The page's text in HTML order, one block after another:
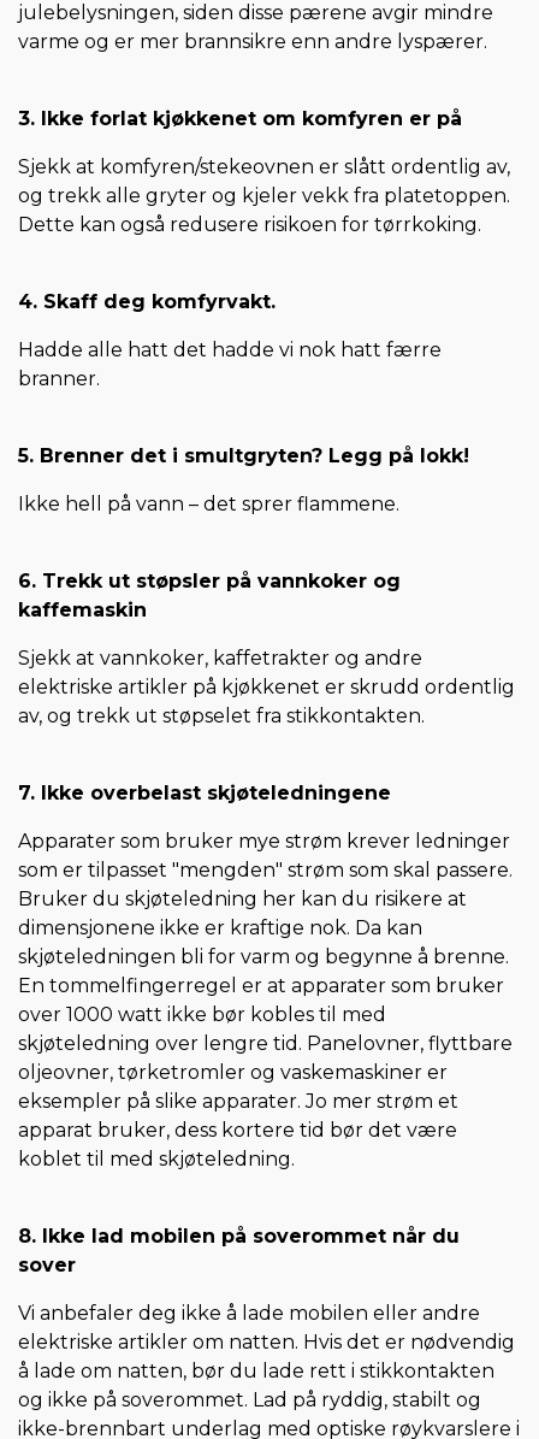
julebelysningen, siden disse pærene avgir mindre
varme og er mer brannsikre enn andre lyspærer.
3. Ikke forlat kjøkkenet om komfyren er på
Sjekk at komfyren/stekeovnen er slått ordentlig av,
og trekk alle gryter og kjeler vekk fra platetoppen.
Dette kan også redusere risikoen for tørrkoking.
4. Skaff deg komfyrvakt.
Hadde alle hatt det hadde vi nok hatt færre
branner.
5. Brenner det i smultgryten? Legg på lokk!
Ikke hell på vann – det sprer flammene.
6. Trekk ut støpsler på vannkoker og
kaffemaskin
Sjekk at vannkoker, kaffetrakter og andre
elektriske artikler på kjøkkenet er skrudd ordentlig
av, og trekk ut støpselet fra stikkontakten.
7. Ikke overbelast skjøteledningene
Apparater som bruker mye strøm krever ledninger
som er tilpasset "mengden" strøm som skal passere.
Bruker du skjøteledning her kan du risikere at
dimensjonene ikke er kraftige nok. Da kan
skjøteledningen bli for varm og begynne å brenne.
En tommelfingerregel er at apparater som bruker
over 1000 watt ikke bør kobles til med
skjøteledning over lengre tid. Panelovner, flyttbare
oljeovner, tørketromler og vaskemaskiner er
eksempler på slike apparater. Jo mer strøm et
apparat bruker, dess kortere tid bør det være
koblet til med skjøteledning.
8. Ikke lad mobilen på soverommet når du
sover
Vi anbefaler deg ikke å lade mobilen eller andre
elektriske artikler om natten. Hvis det er nødvendig
å lade om natten, bør du lade rett i stikkontakten
og ikke på soverommet. Lad på ryddig, stabilt og
ikke-brennbart underlag med optiske røykvarslere i